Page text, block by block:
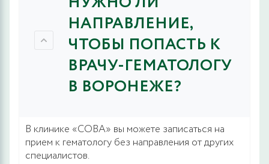
НАПРАВЛЕНИЕ,
ЧТОБЫ ПОПАСТЬ К
ВРАЧУ-ГЕМАТОЛОГУ
В ВОРОНЕЖЕ?
В клинике «СОВА» вы можете записаться на
прием к гематологу без направления от других
специалистов.